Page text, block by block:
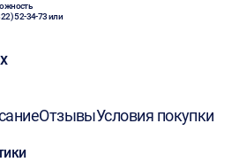
52-34-73или
ОтзывыУсловия покупки